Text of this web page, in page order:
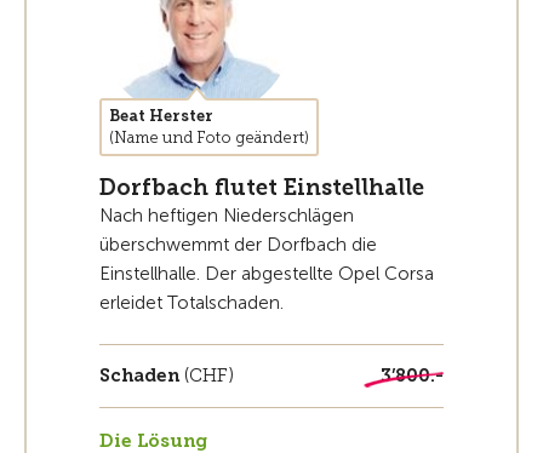
Beat Herster
(Name und Foto geändert)
Dorfbach flutet Einstellhalle
Nach heftigen Niederschlägen
überschwemmt der Dorfbach die
Einstellhalle. Der abgestellte Opel Corsa
erleidet Totalschaden.
Schaden(CHF) 3’800.-
Die Lösung